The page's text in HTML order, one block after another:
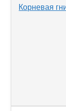
Корневая